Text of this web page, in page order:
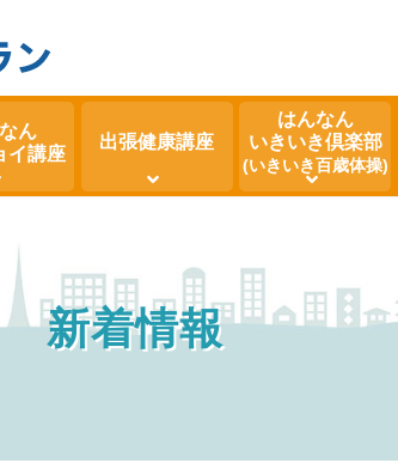
ん
イ講座
出張健康講座
はんなん
いきいき倶楽部
(いきいき百歳体操)
新着情報